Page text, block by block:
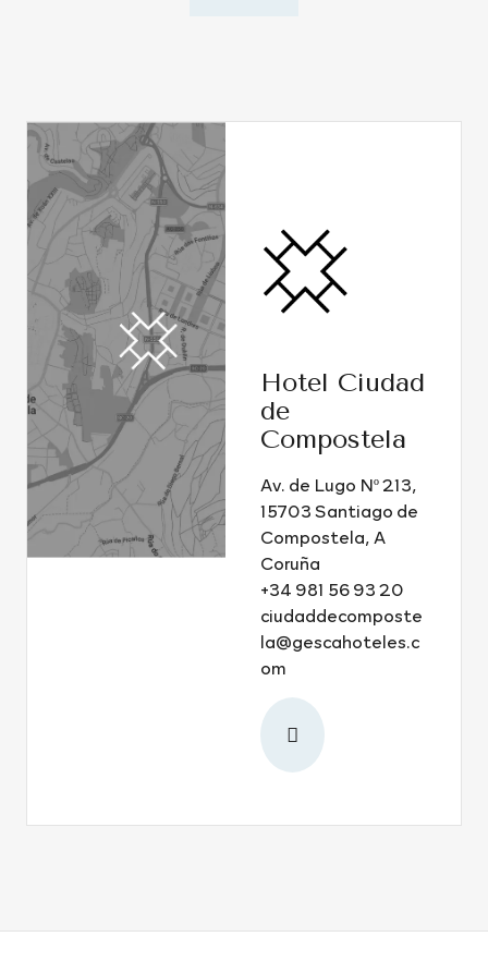
Hotel Ciudad
de
Compostela
Av. de Lugo Nº 213,
15703 Santiago de
Compostela, A
Coruña
+34 981 56 93 20
ciudaddecomposte
la@gescahoteles.c
om